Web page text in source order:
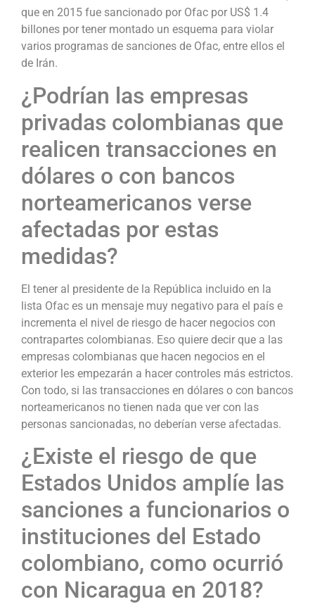
que en 2015 fue sancionado por Ofac por US$ 1.4
billones por tener montado un esquema para violar
varios programas de sanciones de Ofac, entre ellos el
de Irán.
¿Podrían las empresas
privadas colombianas que
realicen transacciones en
dólares o con bancos
norteamericanos verse
afectadas por estas
medidas?
El tener al presidente de la República incluido en la
lista Ofac es un mensaje muy negativo para el país e
incrementa el nivel de riesgo de hacer negocios con
contrapartes colombianas. Eso quiere decir que a las
empresas colombianas que hacen negocios en el
exterior les empezarán a hacer controles más estrictos.
Con todo, si las transacciones en dólares o con bancos
norteamericanos no tienen nada que ver con las
personas sancionadas, no deberían verse afectadas.
¿Existe el riesgo de que
Estados Unidos amplíe las
sanciones a funcionarios o
instituciones del Estado
colombiano, como ocurrió
con Nicaragua en 2018?